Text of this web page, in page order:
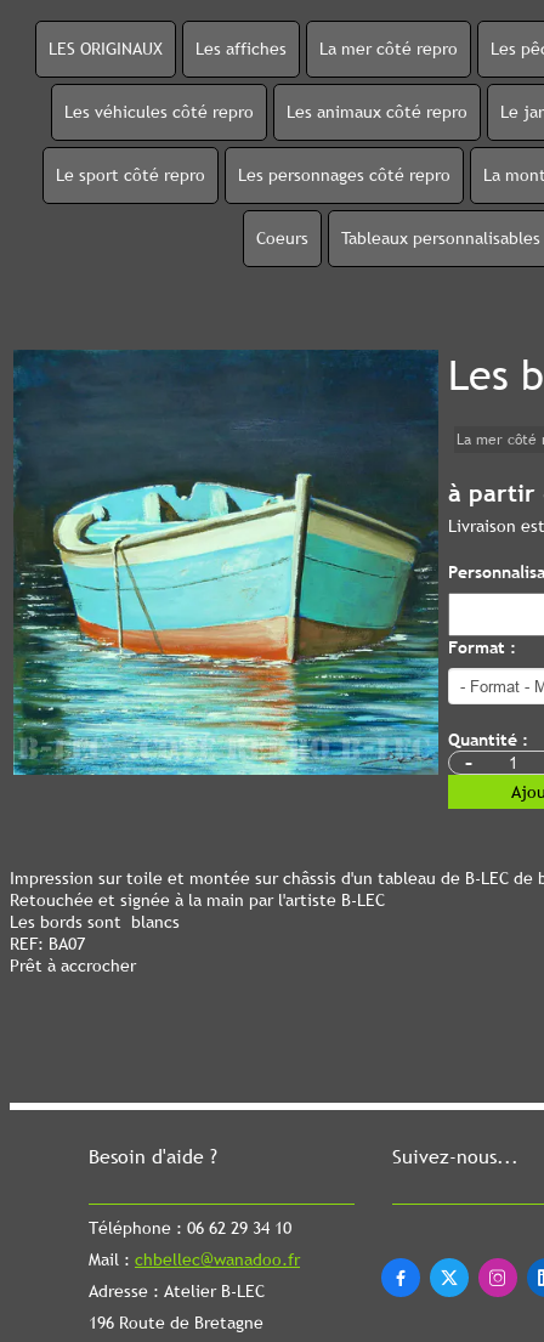
Besoin d'aide ?
Téléphone : 06 62 29 34 10
Mail : chbellec@wanadoo.fr
Adresse : Atelier B-LEC
196 Route de Bretagne
Suivez-nous...
  
LES ORIGINAUX Les affiches La mer côté repro Les
Les véhicules côté repro Les animaux côté repro Le
Le sport côté repro Les personnages côté repro La
Coeurs Tableaux personnalisables
Les
La mer côté
à partir
Livraison
Format :
Quantité :
-
Impression sur toile et montée sur châssis d'un tableau de B-LEC
Retouchée et signée à la main par l'artiste B-LEC
Les bords sont blancs
REF: BA07
Prêt à accrocher